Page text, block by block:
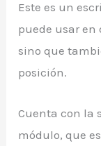
Este es un
puede usar en
sino que
posición.
Cuenta con la
módulo, que